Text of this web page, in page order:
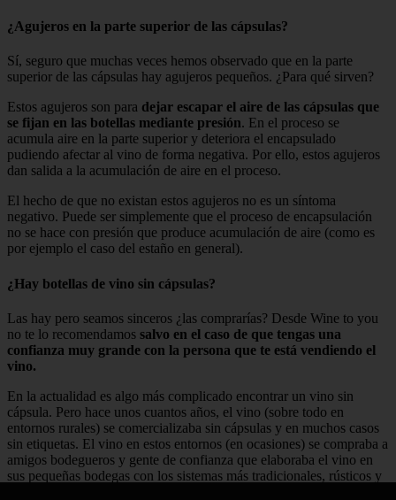
¿Agujeros en la parte superior de las cápsulas?
Sí, seguro que muchas veces hemos observado que en la parte
superior de las cápsulas hay agujeros pequeños. ¿Para qué sirven?
Estos agujeros son para dejar escapar el aire de las cápsulas que
se fijan en las botellas mediante presión. En el proceso se
acumula aire en la parte superior y deteriora el encapsulado
pudiendo afectar al vino de forma negativa. Por ello, estos agujeros
dan salida a la acumulación de aire en el proceso.
El hecho de que no existan estos agujeros no es un síntoma
negativo. Puede ser simplemente que el proceso de encapsulación
no se hace con presión que produce acumulación de aire (como es
por ejemplo el caso del estaño en general).
¿Hay botellas de vino sin cápsulas?
Las hay pero seamos sinceros ¿las comprarías? Desde Wine to you
no te lo recomendamos salvo en el caso de que tengas una
confianza muy grande con la persona que te está vendiendo el
vino.
En la actualidad es algo más complicado encontrar un vino sin
cápsula. Pero hace unos cuantos años, el vino (sobre todo en
entornos rurales) se comercializaba sin cápsulas y en muchos casos
sin etiquetas. El vino en estos entornos (en ocasiones) se compraba a
amigos bodegueros y gente de confianza que elaboraba el vino en
sus pequeñas bodegas con los sistemas más tradicionales, rústicos y